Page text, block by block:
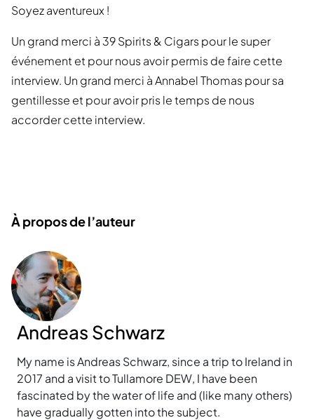
Soyez aventureux !
Un grand merci à 39 Spirits & Cigars pour le super
événement et pour nous avoir permis de faire cette
interview. Un grand merci à Annabel Thomas pour sa
gentillesse et pour avoir pris le temps de nous
accorder cette interview.
À propos de l’auteur
Andreas Schwarz
My name is Andreas Schwarz, since a trip to Ireland in
2017 and a visit to Tullamore DEW, I have been
fascinated by the water of life and (like many others)
have gradually gotten into the subject.